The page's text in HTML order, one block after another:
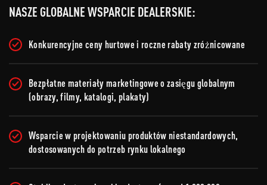
NASZE GLOBALNE WSPARCIE DEALERSKIE:
Konkurencyjne ceny hurtowe i roczne rabaty zróżnicowane
Bezpłatne materiały marketingowe o zasięgu globalnym
(obrazy, filmy, katalogi, plakaty)
Wsparcie w projektowaniu produktów niestandardowych,
dostosowanych do potrzeb rynku lokalnego